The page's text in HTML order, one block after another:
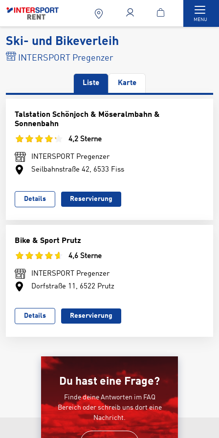
MENU
Ski- und Bikeverleih
INTERSPORT Pregenzer
Liste Karte
Talstation Schönjoch & Möseralmbahn &
Sonnenbahn
4,2 Sterne
INTERSPORT Pregenzer
Seilbahnstraße 42, 6533 Fiss
Details Reservierung
Bike & Sport Prutz
4,6 Sterne
INTERSPORT Pregenzer
Dorfstraße 11, 6522 Prutz
Details Reservierung
Du hast eine Frage?
Finde deine Antworten im FAQ
Bereich oder schreib uns dort eine
Nachricht.